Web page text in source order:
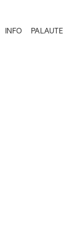
INFO PALAUTE